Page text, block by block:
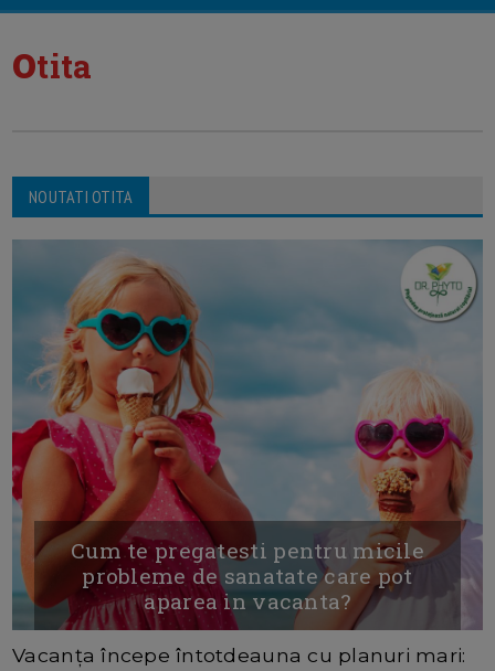
otita
NOUTATI OTITA
Cum te pregatesti pentru micile
probleme de sanatate care pot
aparea in vacanta?
Vacanța începe întotdeauna cu planuri mari: